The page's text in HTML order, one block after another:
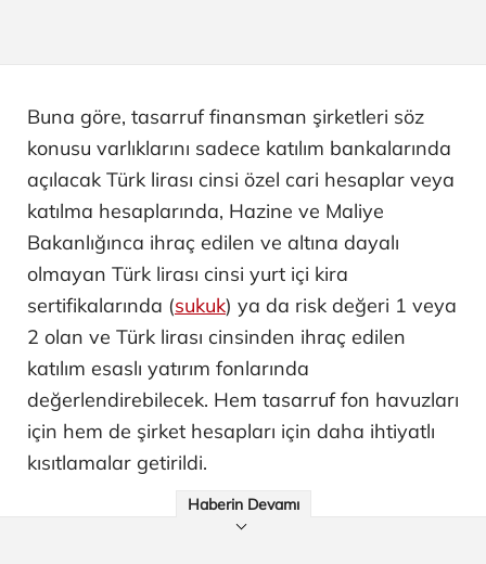
Buna göre, tasarruf finansman şirketleri söz
konusu varlıklarını sadece katılım bankalarında
açılacak Türk lirası cinsi özel cari hesaplar veya
katılma hesaplarında, Hazine ve Maliye
Bakanlığınca ihraç edilen ve altına dayalı
olmayan Türk lirası cinsi yurt içi kira
sertifikalarında (sukuk) ya da risk değeri 1 veya
2 olan ve Türk lirası cinsinden ihraç edilen
katılım esaslı yatırım fonlarında
değerlendirebilecek. Hem tasarruf fon havuzları
için hem de şirket hesapları için daha ihtiyatlı
kısıtlamalar getirildi.
Haberin Devamı